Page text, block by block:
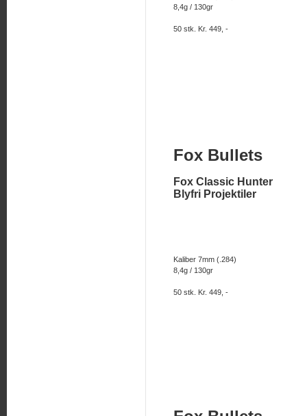
8,4g / 130gr
50 stk. Kr. 449, -
Fox Bullets
Fox Classic Hunter
Blyfri Projektiler
Kaliber 7mm (.284)
8,4g / 130gr
50 stk. Kr. 449, -